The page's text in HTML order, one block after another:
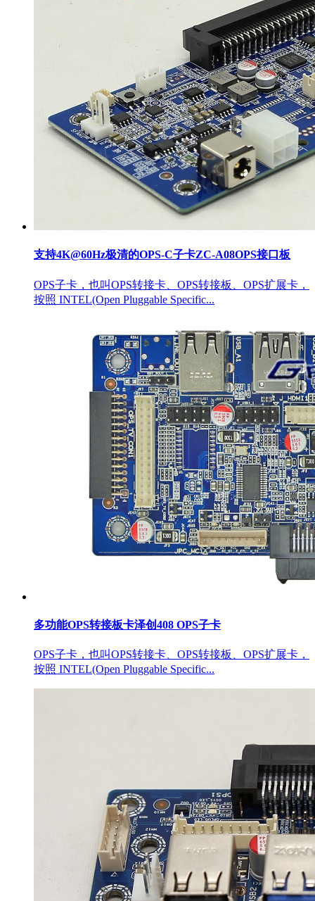
支持4K@60Hz极清的OPS-C子卡ZC-A08OPS接口板
OPS子卡，也叫OPS转接卡、OPS转接板、OPS扩展卡，
按照 INTEL(Open Pluggable Specific...
多功能OPS转接板卡泽创408 OPS子卡
OPS子卡，也叫OPS转接卡、OPS转接板、OPS扩展卡，
按照 INTEL(Open Pluggable Specific...